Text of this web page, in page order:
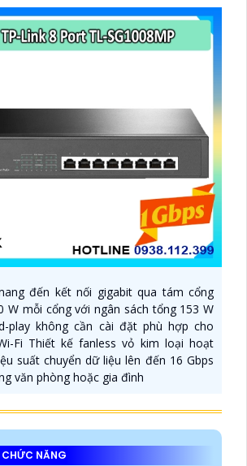
đến kết nối gigabit qua tám cổng
W mỗi cổng với ngân sách tổng 153 W
play không cần cài đặt phù hợp cho
Fi Thiết kế fanless vỏ kim loại hoạt
suất chuyển dữ liệu lên đến 16 Gbps
văn phòng hoặc gia đình
CHỨC NĂNG